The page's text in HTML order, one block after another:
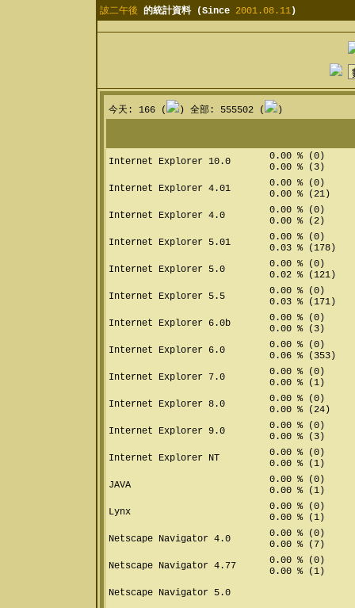
詖二午後 的統計資料 (Since 2001.08.11)
今天: 166 ( ) 全部: 555502 ( )
Internet Explorer 10.0
0.00 % (0)
0.00 % (3)
Internet Explorer 4.01
0.00 % (0)
0.00 % (21)
Internet Explorer 4.0
0.00 % (0)
0.00 % (2)
Internet Explorer 5.01
0.00 % (0)
0.03 % (178)
Internet Explorer 5.0
0.00 % (0)
0.02 % (121)
Internet Explorer 5.5
0.00 % (0)
0.03 % (171)
Internet Explorer 6.0b
0.00 % (0)
0.00 % (3)
Internet Explorer 6.0
0.00 % (0)
0.06 % (353)
Internet Explorer 7.0
0.00 % (0)
0.00 % (1)
Internet Explorer 8.0
0.00 % (0)
0.00 % (24)
Internet Explorer 9.0
0.00 % (0)
0.00 % (3)
Internet Explorer NT
0.00 % (0)
0.00 % (1)
JAVA
0.00 % (0)
0.00 % (1)
Lynx
0.00 % (0)
0.00 % (1)
Netscape Navigator 4.0
0.00 % (0)
0.00 % (7)
Netscape Navigator 4.77
0.00 % (0)
0.00 % (1)
Netscape Navigator 5.0